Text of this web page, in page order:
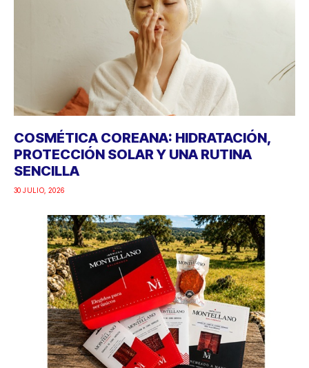
COSMÉTICA COREANA: HIDRATACIÓN,
PROTECCIÓN SOLAR Y UNA RUTINA
SENCILLA
30 JULIO, 2026